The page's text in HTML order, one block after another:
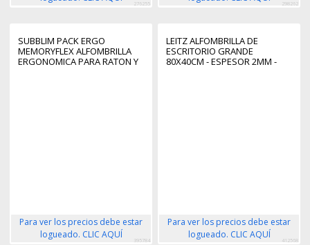
276255 298262
SUBBLIM PACK ERGO
MEMORYFLEX ALFOMBRILLA
ERGONOMICA PARA RATON Y
Para ver los precios debe estar
logueado. CLIC AQUÍ
395784
LEITZ ALFOMBRILLA DE
ESCRITORIO GRANDE
80X40CM - ESPESOR 2MM -
Para ver los precios debe estar
logueado. CLIC AQUÍ
412568